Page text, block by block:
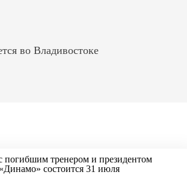
во Владивостоке